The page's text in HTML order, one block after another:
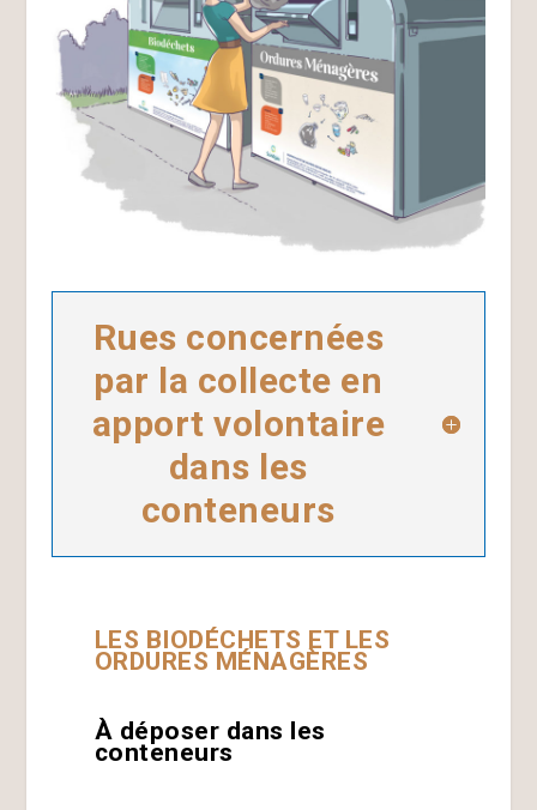
Rues concernées
par la collecte en
apport volontaire
dans les
conteneurs
LES BIODÉCHETS ET LES
ORDURES MÉNAGÈRES
À déposer dans les
conteneurs